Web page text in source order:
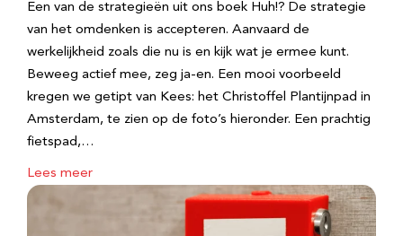
Een van de strategieën uit ons boek Huh!? De strategie
van het omdenken is accepteren. Aanvaard de
werkelijkheid zoals die nu is en kijk wat je ermee kunt.
Beweeg actief mee, zeg ja-en. Een mooi voorbeeld
kregen we getipt van Kees: het Christoffel Plantijnpad in
Amsterdam, te zien op de foto’s hieronder. Een prachtig
fietspad,…
Lees meer